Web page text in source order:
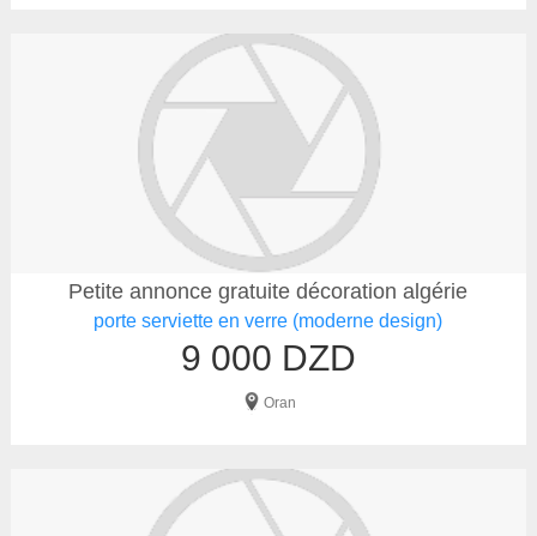
Petite annonce gratuite décoration algérie
porte serviette en verre (moderne design)
9 000 DZD
Oran